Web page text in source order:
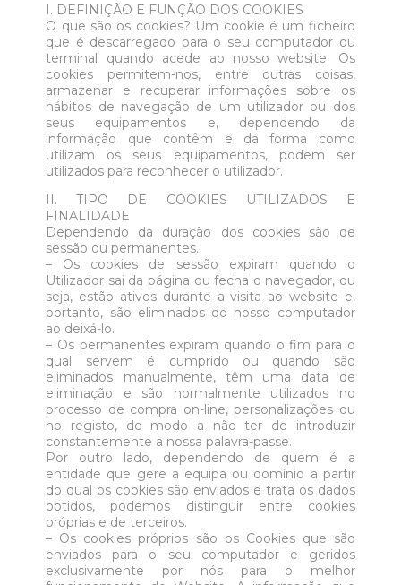
I. DEFINIÇÃO E FUNÇÃO DOS COOKIES
O que são os cookies? Um cookie é um ficheiro
que é descarregado para o seu computador ou
terminal quando acede ao nosso website. Os
cookies permitem-nos, entre outras coisas,
armazenar e recuperar informações sobre os
hábitos de navegação de um utilizador ou dos
seus equipamentos e, dependendo da
informação que contêm e da forma como
utilizam os seus equipamentos, podem ser
utilizados para reconhecer o utilizador.
II. TIPO DE COOKIES UTILIZADOS E
FINALIDADE
Dependendo da duração dos cookies são de
sessão ou permanentes.
– Os cookies de sessão expiram quando o
Utilizador sai da página ou fecha o navegador, ou
seja, estão ativos durante a visita ao website e,
portanto, são eliminados do nosso computador
ao deixá-lo.
– Os permanentes expiram quando o fim para o
qual servem é cumprido ou quando são
eliminados manualmente, têm uma data de
eliminação e são normalmente utilizados no
processo de compra on-line, personalizações ou
no registo, de modo a não ter de introduzir
constantemente a nossa palavra-passe.
Por outro lado, dependendo de quem é a
entidade que gere a equipa ou domínio a partir
do qual os cookies são enviados e trata os dados
obtidos, podemos distinguir entre cookies
próprias e de terceiros.
– Os cookies próprios são os Cookies que são
enviados para o seu computador e geridos
exclusivamente por nós para o melhor